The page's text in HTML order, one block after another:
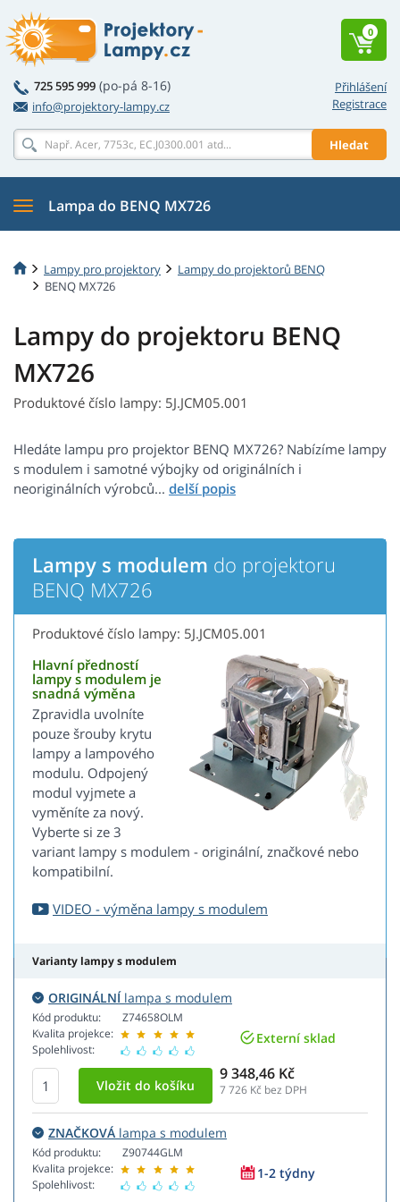
Přihlášení
Registrace
725 595 999 (po-pá 8-16)
info@projektory-lampy.cz
Hledat
0
Lampa do BENQ MX726
Lampy pro projektory
Lampy do projektorů BENQ
BENQ MX726
Lampy do projektoru BENQ
MX726
Produktové číslo lampy: 5J.JCM05.001
Hledáte lampu pro projektor BENQ MX726? Nabízíme lampy
s modulem i samotné výbojky od originálních i
neoriginálních výrobců...
Lampy s modulem do projektoru
BENQ MX726
Produktové číslo lampy: 5J.JCM05.001
Hlavní předností
lampy s modulem je
snadná výměna
Zpravidla uvolníte
pouze šrouby krytu
lampy a lampového
modulu. Odpojený
modul vyjmete a
vyměníte za nový.
Vyberte si ze 3
variant lampy s modulem - originální, značkové nebo
kompatibilní.
VIDEO - výměna lampy s modulem
Varianty lampy s modulem
ORIGINÁLNÍlampa s modulem
Kód produktu:
Kvalita projekce:
Spolehlivost:
Z74658OLM
Externí sklad
9 348,46 Kč
7 726 Kč bez DPH
ZNAČKOVÁ lampa s modulem
Kód produktu:
Kvalita projekce:
Spolehlivost:
Z90744GLM
1-2 týdny